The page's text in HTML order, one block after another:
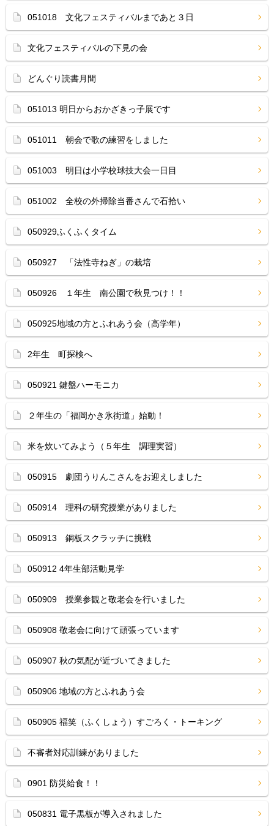
051018 文化フェスティバルまであと３日
文化フェスティバルの下見の会
どんぐり読書月間
051013 明日からおかざきっ子展です
051011 朝会で歌の練習をしました
051003 明日は小学校球技大会一日目
051002 全校の外掃除当番さんで石拾い
050929ふくふくタイム
050927 「法性寺ねぎ」の栽培
050926 １年生 南公園で秋見つけ！！
050925地域の方とふれあう会（高学年）
2年生 町探検へ
050921 鍵盤ハーモニカ
２年生の「福岡かき氷街道」始動！
米を炊いてみよう（５年生 調理実習）
050915 劇団うりんこさんをお迎えしました
050914 理科の研究授業がありました
050913 銅板スクラッチに挑戦
050912 4年生部活動見学
050909 授業参観と敬老会を行いました
050908 敬老会に向けて頑張っています
050907 秋の気配が近づいてきました
050906 地域の方とふれあう会
050905 福笑（ふくしょう）すごろく・トーキング
不審者対応訓練がありました
0901 防災給食！！
050831 電子黒板が導入されました